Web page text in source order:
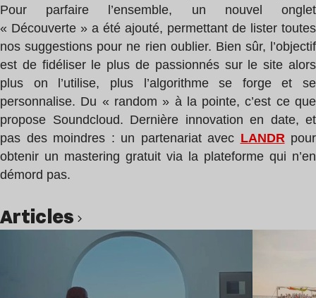
Pour parfaire l’ensemble, un nouvel onglet
« Découverte » a été ajouté, permettant de lister toutes
nos suggestions pour ne rien oublier. Bien sûr, l’objectif
est de fidéliser le plus de passionnés sur le site alors
plus on l’utilise, plus l’algorithme se forge et se
personnalise. Du « random » à la pointe, c’est ce que
propose Soundcloud. Dernière innovation en date, et
pas des moindres : un partenariat avec LANDRpour
obtenir un mastering gratuit via la plateforme qui n’en
démord pas.
Articles